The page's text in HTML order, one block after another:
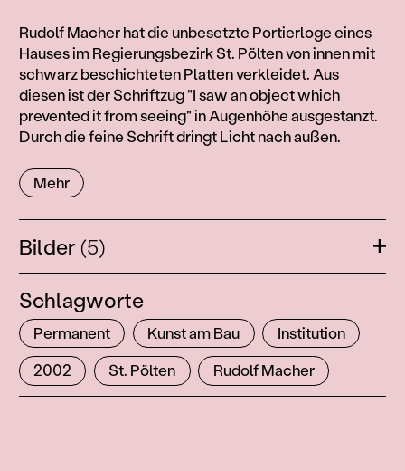
Information
Rudolf Macher hat die unbesetzte Portierloge eines
Hauses im Regierungsbezirk St. Pölten von innen mit
schwarz beschichteten Platten verkleidet. Aus
diesen ist der Schriftzug "I saw an object which
prevented it from seeing" in Augenhöhe ausgestanzt.
Durch die feine Schrift dringt Licht nach außen.
Mehr
Bilder (5)
Schlagworte
Permanent Kunst am Bau
Institution
2002
St. Pölten Rudolf Macher
14